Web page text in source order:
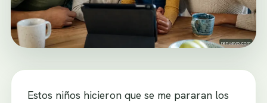
Estos niños hicieron que se me pararan los